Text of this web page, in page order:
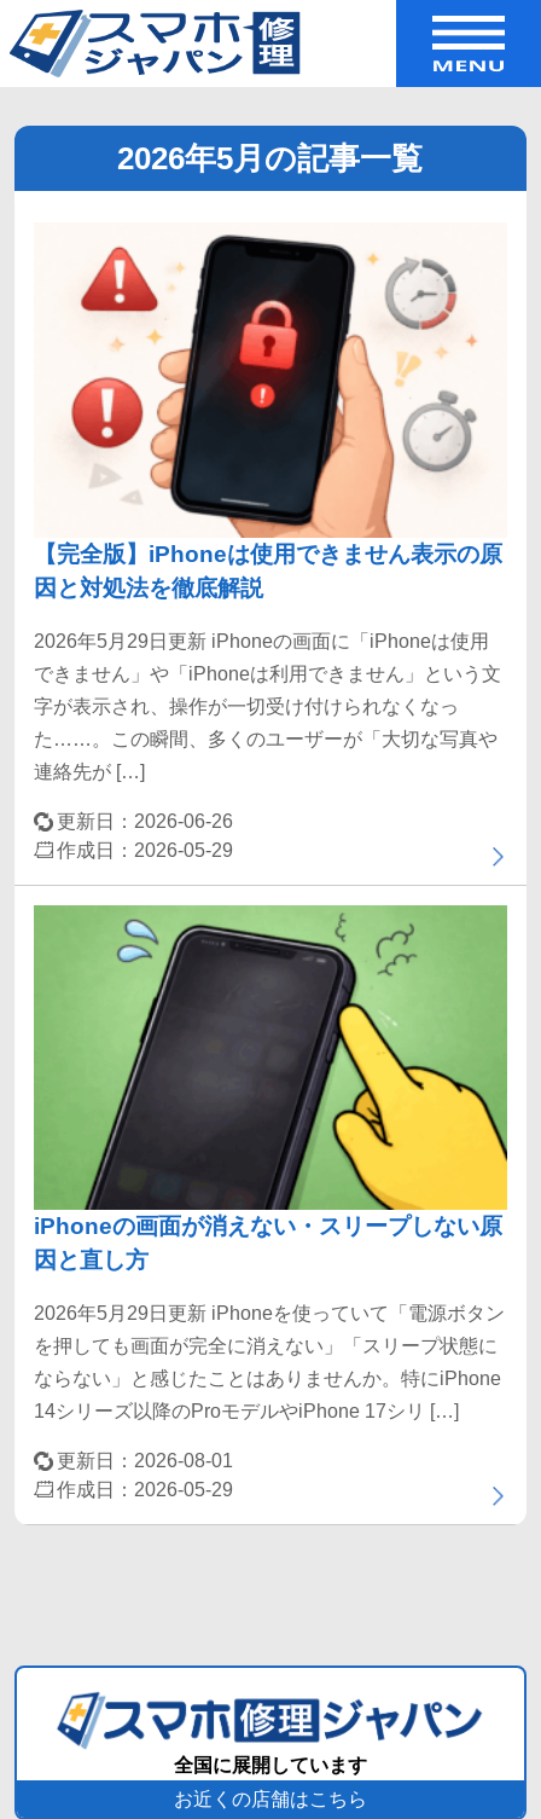
2026年5月の記事一覧
【完全版】iPhoneは使用できません表示の原
因と対処法を徹底解説
2026年5月29日更新 iPhoneの画面に「iPhoneは使用
できません」や「iPhoneは利用できません」という文
字が表示され、操作が一切受け付けられなくなっ
た……。この瞬間、多くのユーザーが「大切な写真や
連絡先が […]
更新日：2026-06-26
作成日：2026-05-29
iPhoneの画面が消えない・スリープしない原
因と直し方
2026年5月29日更新 iPhoneを使っていて「電源ボタン
を押しても画面が完全に消えない」「スリープ状態に
ならない」と感じたことはありませんか。特にiPhone
14シリーズ以降のProモデルやiPhone 17シリ […]
更新日：2026-08-01
作成日：2026-05-29
全国に展開しています
お近くの店舗はこちら